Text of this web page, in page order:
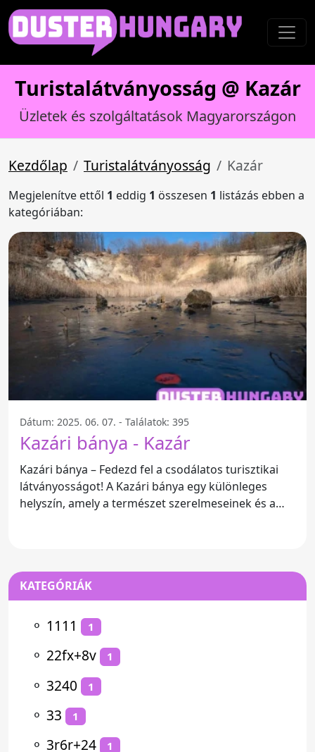
Turistalátványosság @ Kazár
Üzletek és szolgáltatások Magyarországon
Kezdőlap Turistalátványosság Kazár
Megjelenítve ettől 1 eddig 1 összesen 1 listázás ebben a
kategóriában:
Dátum: 2025. 06. 07. - Találatok: 395
Kazári bánya - Kazár
Kazári bánya – Fedezd fel a csodálatos turisztikai
látványosságot! A Kazári bánya egy különleges
helyszín, amely a természet szerelmeseinek és a
KATEGÓRIÁK
⚬ 1111 1
⚬ 22fx+8v 1
⚬ 3240 1
⚬ 33 1
⚬ 3r6r+24 1